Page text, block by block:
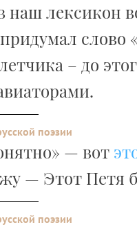
наш лексикон
придумал слово
– до
поэзии
— вот
— Этот Петя
поэзии